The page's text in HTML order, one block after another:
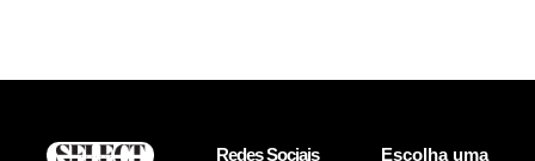
Redes Sociais Escolha uma